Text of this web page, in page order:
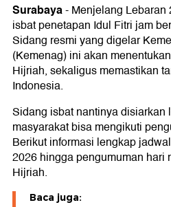
Kapan Pengumuman
Lokasi Rukyatul Hilal
NU Se-Jawa Timur
Surabaya-Menjelang
isbat penetapan Idul Fitri jam
Sidang resmi yang digelar
(Kemenag) ini akan
Hijriah, sekaligus memastikan
Indonesia.
Sidang isbat nantinya disiarkan
masyarakat bisa mengikuti
Berikut informasi lengkap
2026 hingga pengumuman hari
Hijriah.
Baca juga: